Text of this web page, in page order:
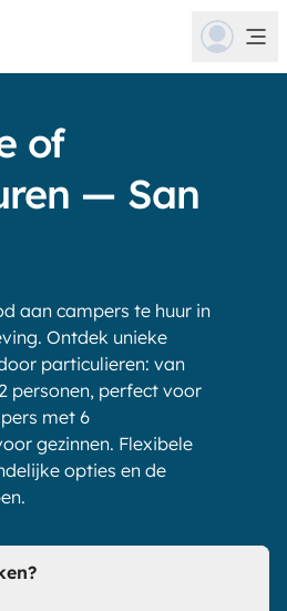
of
— San
aan campers te huur in
Ontdek unieke
particulieren: van
personen, perfect voor
met 6
gezinnen. Flexibele
opties en de